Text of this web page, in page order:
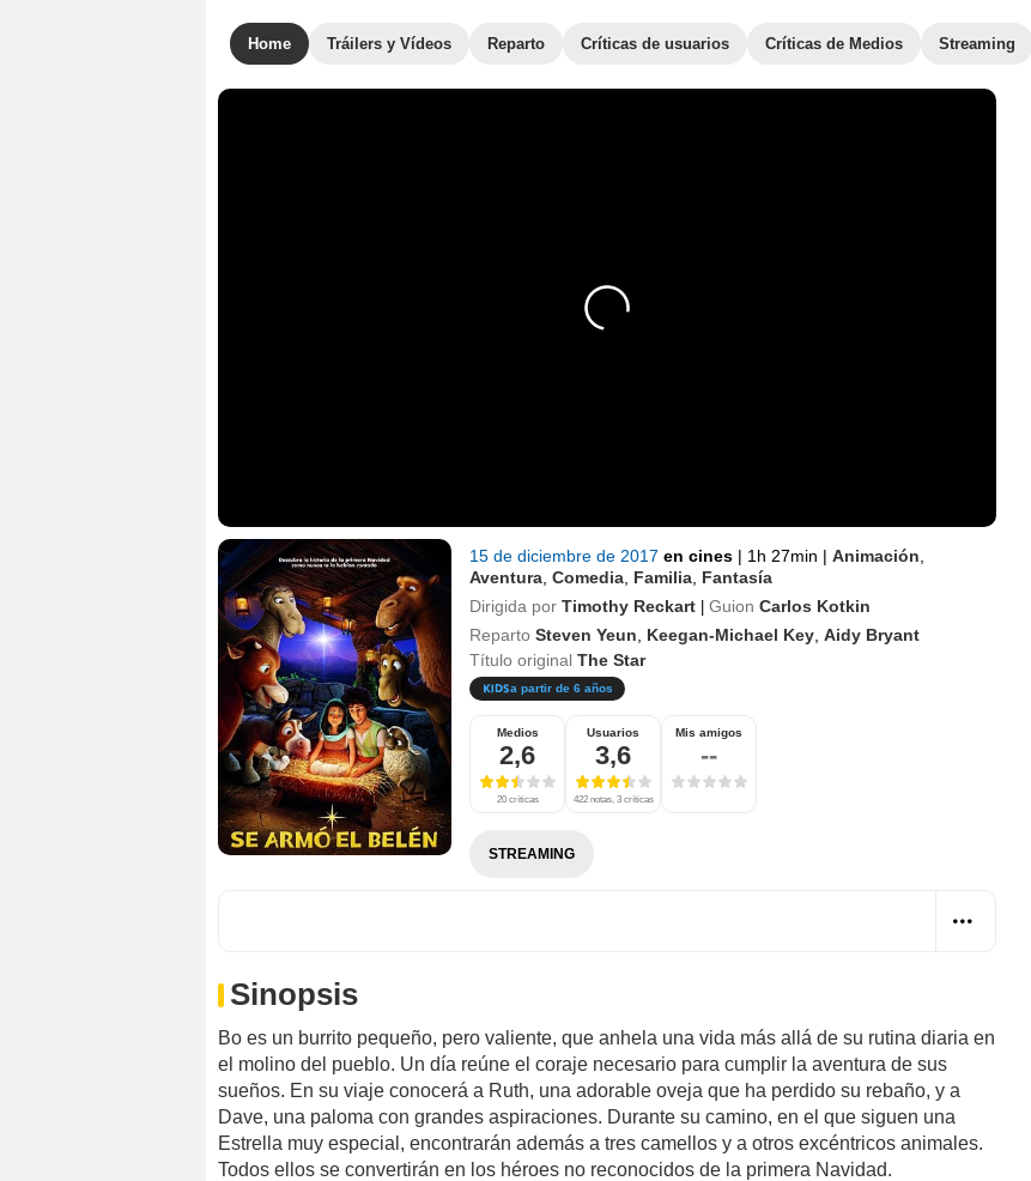
Home Tráilers y Vídeos Reparto Críticas de usuarios Críticas de Medios Streaming
15 de diciembre de 2017 en cines | 1h 27min | Animación
Aventura Comedia Familia Fantasía
Dirigida por Timothy Reckart | Guion Carlos Kotkin
Reparto Steven Yeun Keegan-Michael Key Aidy Bryant
Título original The Star
a partir de 6 años
Medios
2,6
20 críticas
Usuarios
3,6
422 notas, 3 críticas
Mis amigos
--
STREAMING
Sinopsis
Bo es un burrito pequeño, pero valiente, que anhela una vida más allá de su rutina diaria en
el molino del pueblo. Un día reúne el coraje necesario para cumplir la aventura de sus
sueños. En su viaje conocerá a Ruth, una adorable oveja que ha perdido su rebaño, y a
Dave, una paloma con grandes aspiraciones. Durante su camino, en el que siguen una
Estrella muy especial, encontrarán además a tres camellos y a otros excéntricos animales.
Todos ellos se convertirán en los héroes no reconocidos de la primera Navidad.